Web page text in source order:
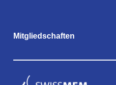
Mitgliedschaften